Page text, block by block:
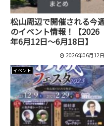
松山周辺で開催される今
のイベント情報！【2026
年6月12日～6月18日】
2026年06月12日
イベント